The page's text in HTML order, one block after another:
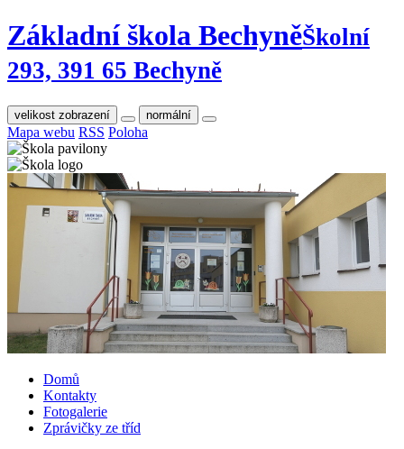
Základní škola BechyněŠkolní
293, 391 65 Bechyně
velikost zobrazení normální
Mapa webu RSS Poloha
Domů
Kontakty
Fotogalerie
Zprávičky ze tříd